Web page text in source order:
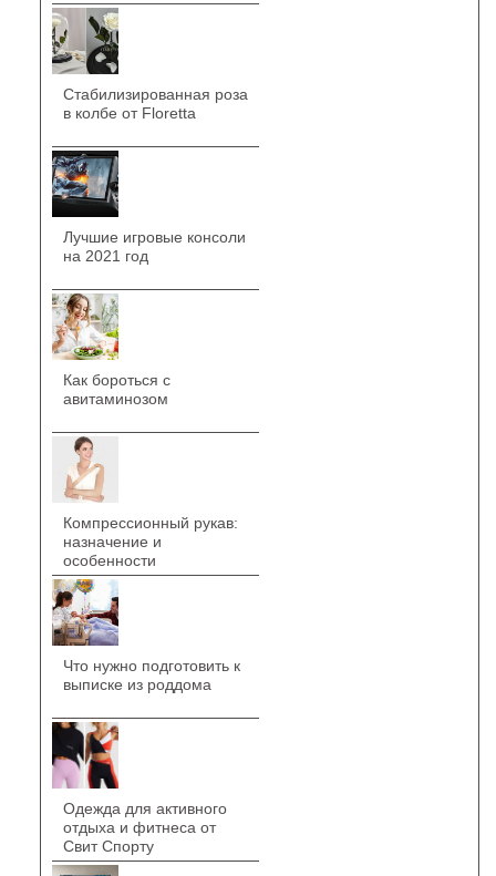
Стабилизированная роза
в колбе от Floretta
Лучшие игровые консоли
на 2021 год
Как бороться с
авитаминозом
Компрессионный рукав:
назначение и
особенности
Что нужно подготовить к
выписке из роддома
Одежда для активного
отдыха и фитнеса от
Свит Спорту